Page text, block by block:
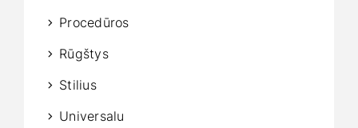
Procedūros
Rūgštys
Stilius
Universalu